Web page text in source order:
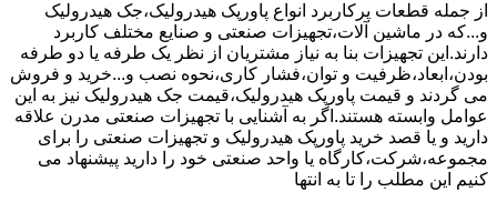
از جمله قطعات پرکاربرد انواع پاورپک هیدرولیک،جک هیدرولیک
و...که در ماشین آلات،تجهیزات صنعتی و صنایع مختلف کاربرد
دارند.این تجهیزات بنا به نیاز مشتریان از نظر یک طرفه یا دو طرفه
بودن،ابعاد،ظرفیت و توان،فشار کاری،نحوه نصب و...خرید و فروش
می گردند و قیمت پاورپک هیدرولیک،قیمت جک هیدرولیک نیز به این
عوامل وابسته هستند.اگر به آشنایی با تجهیزات صنعتی مدرن علاقه
دارید و یا قصد خرید پاورپک هیدرولیک و تجهیزات صنعتی را برای
مجموعه،شرکت،کارگاه یا واحد صنعتی خود را دارید پیشنهاد می
کنیم این مطلب را تا به انتها